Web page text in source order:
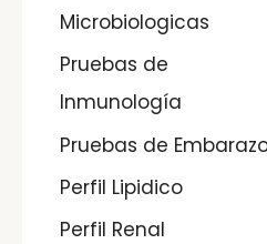
Microbiologicas
Pruebas de
Inmunología
Pruebas de
Perfil Lipidico
Perfil Renal